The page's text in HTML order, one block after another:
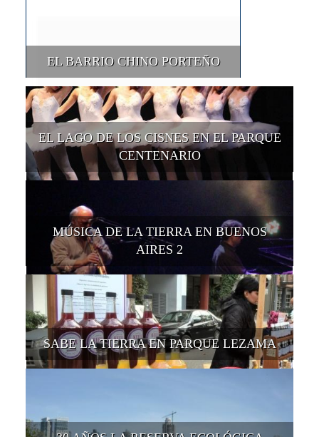
EL BARRIO CHINO PORTEÑO
EL LAGO DE LOS CISNES EN EL PARQUE
CENTENARIO
MÚSICA DE LA TIERRA EN BUENOS
AIRES 2
SABE LA TIERRA EN PARQUE LEZAMA